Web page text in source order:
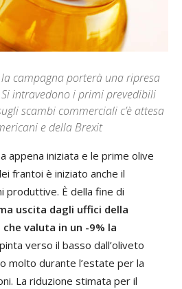
campagna porterà una ripresa
intravedono i primi prevedibili
scambi commerciali c’è attesa
e della Brexit
appena iniziata e le prime olive
frantoi è iniziato anche il
produttive. È della fine di
uscita dagli uffici della
valuta in un -9% la
verso il basso dall’oliveto
molto durante l’estate per la
La riduzione stimata per il